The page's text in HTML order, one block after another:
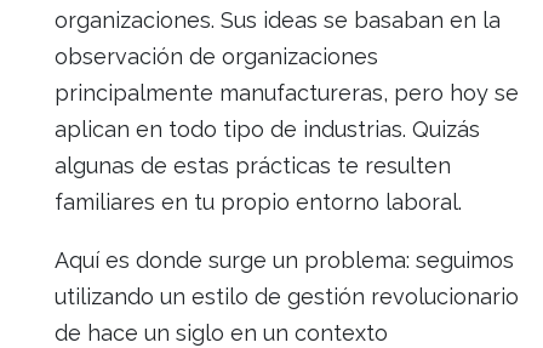
organizaciones. Sus ideas se basaban en la
observación de organizaciones
principalmente manufactureras, pero hoy se
aplican en todo tipo de industrias. Quizás
algunas de estas prácticas te resulten
familiares en tu propio entorno laboral.
Aquí es donde surge un problema: seguimos
utilizando un estilo de gestión revolucionario
de hace un siglo en un contexto